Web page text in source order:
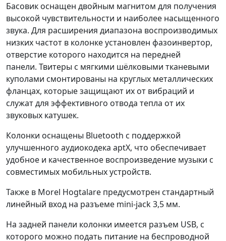
Басовик оснащен двойным магнитом для получения
высокой чувствительности и наиболее насыщенного
звука. Для расширения диапазона воспроизводимых
низких частот в колонке установлен фазоинвертор,
отверстие которого находится на передней
панели. Твитеры с мягкими шёлковыми тканевыми
куполами смонтированы на круглых металлических
фланцах, которые защищают их от вибраций и
служат для эффективного отвода тепла от их
звуковых катушек.
Колонки оснащены Bluetooth с поддержкой
улучшенного аудиокодека aptX, что обеспечивает
удобное и качественное воспроизведение музыки с
совместимых мобильных устройств.
Также в Morel Hogtalare предусмотрен стандартный
линейный вход на разъеме mini-jack 3,5 мм.
На задней панели колонки имеется разъем USB, с
которого можно подать питание на беспроводной